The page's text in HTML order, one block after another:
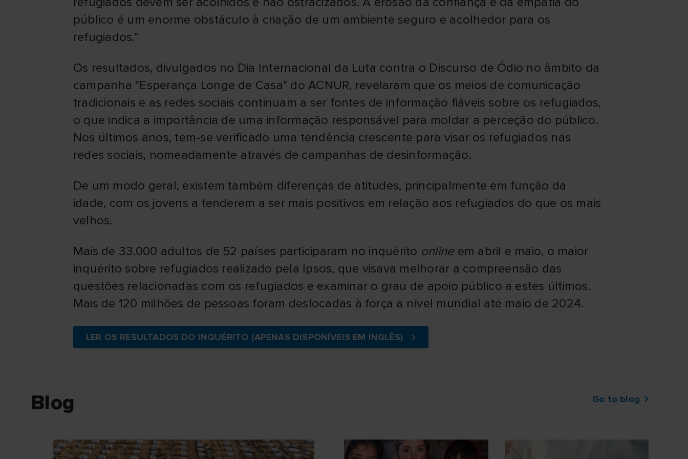
público é um enorme obstáculo à criação de um ambiente seguro e acolhedor para os
refugiados."
Os resultados, divulgados no Dia Internacional da Luta contra o Discurso de Ódio no âmbito da
campanha "Esperança Longe de Casa" do ACNUR, revelaram que os meios de comunicação
tradicionais e as redes sociais continuam a ser fontes de informação fiáveis sobre os refugiados,
o que indica a importância de uma informação responsável para moldar a perceção do público.
Nos últimos anos, tem-se verificado uma tendência crescente para visar os refugiados nas
redes sociais, nomeadamente através de campanhas de desinformação.
De um modo geral, existem também diferenças de atitudes, principalmente em função da
idade, com os jovens a tenderem a ser mais positivos em relação aos refugiados do que os mais
velhos.
Mais de 33.000 adultos de 52 países participaram no inquérito online em abril e maio, o maior
inquérito sobre refugiados realizado pela Ipsos, que visava melhorar a compreensão das
questões relacionadas com os refugiados e examinar o grau de apoio público a estes últimos.
Mais de 120 milhões de pessoas foram deslocadas à força a nível mundial até maio de 2024.
LER OS RESULTADOS DO INQUÉRITO (APENAS DISPONÍVEIS EM INGLÊS)
Blog Go to blog